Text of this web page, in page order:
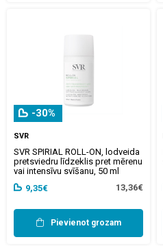
-30%
SVR
SVR SPIRIAL ROLL-ON, lodveida
pretsviedru līdzeklis pret mērenu
vai intensīvu svīšanu, 50 ml
9,35€
13,36€
Pievienot grozam